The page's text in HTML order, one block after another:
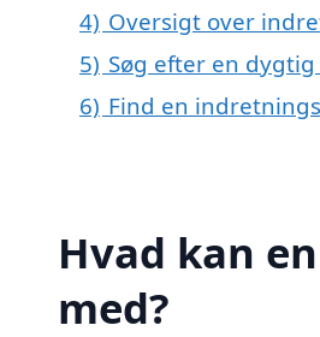
4) Oversigt over
5) Søg efter en
6) Find en
Hvad kan
med?